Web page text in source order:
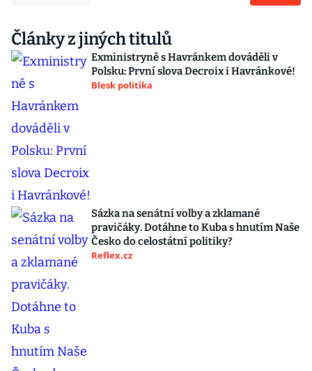
Články z jiných titulů
Exministryně s Havránkem dováděli v
Polsku: První slova Decroix i Havránkové!
Blesk politika
Sázka na senátní volby a zklamané
pravičáky. Dotáhne to Kuba s hnutím Naše
Česko do celostátní politiky?
Reflex.cz